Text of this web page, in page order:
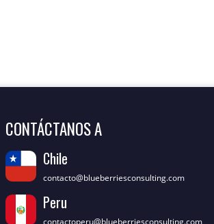
CONTÁCTANOS A
Chile
contacto@blueberriesconsulting.com
Peru
contactoperu@blueberriesconsulting.com